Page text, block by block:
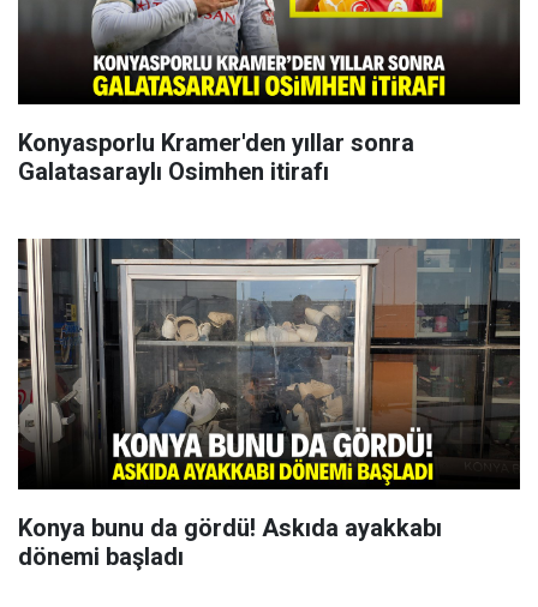
Konyasporlu Kramer'den yıllar sonra
Galatasaraylı Osimhen itirafı
Konya bunu da gördü! Askıda ayakkabı
dönemi başladı